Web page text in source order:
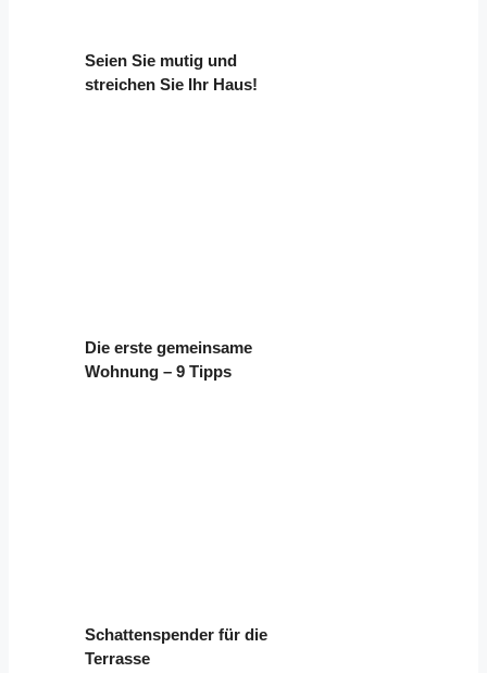
Seien Sie mutig und
streichen Sie Ihr Haus!
Die erste gemeinsame
Wohnung – 9 Tipps
Schattenspender für die
Terrasse